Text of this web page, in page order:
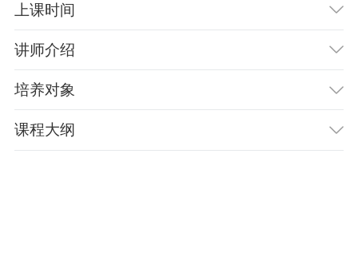
上课时间
讲师介绍
培养对象
课程大纲